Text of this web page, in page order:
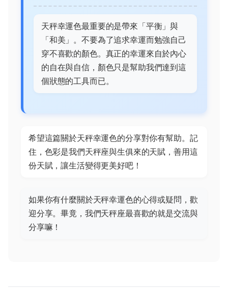
天秤幸運色最重要的是帶來「平衡」與
「和美」。不要為了追求幸運而勉強自己
穿不喜歡的顏色。真正的幸運來自於內心
的自在與自信，顏色只是幫助我們達到這
個狀態的工具而已。
希望這篇關於天秤幸運色的分享對你有幫助。記
住，色彩是我們天秤座與生俱來的天賦，善用這
份天賦，讓生活變得更美好吧！
如果你有什麼關於天秤幸運色的心得或疑問，歡
迎分享。畢竟，我們天秤座最喜歡的就是交流與
分享嘛！